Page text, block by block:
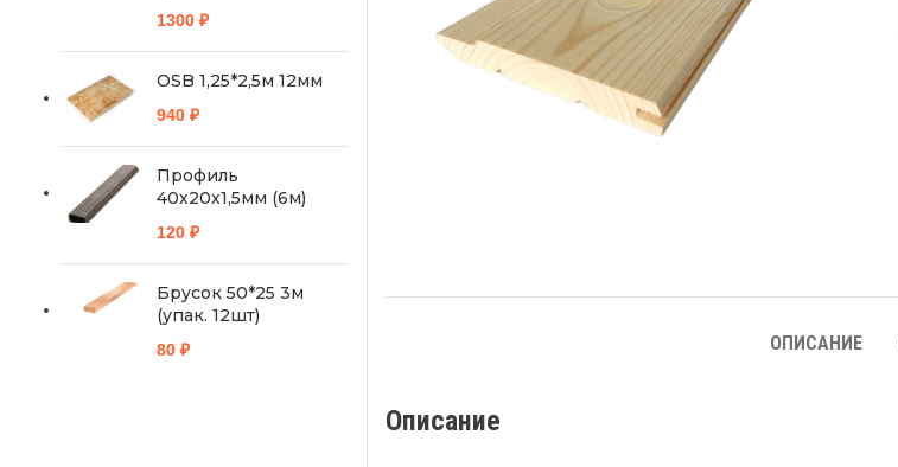
ОПИСАНИЕ
Описание
1300 ₽
OSB 1,25*2,5м 12мм
940 ₽
Профиль
40х20х1,5мм (6м)
120 ₽
Брусок 50*25 3м
(упак. 12шт)
80 ₽